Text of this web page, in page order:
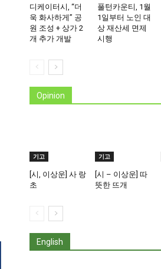
디케이터시, “더
욱 화사하게” 공
원 조성 + 상가 2
개 추가 개발
풀턴카운티, 1월
1일부터 노인 대
상 재산세 면제
시행
Opinion
기고
[시, 이상운] 사 랑
초
기고
[시 – 이상운] 따
뜻한 뜨개
English